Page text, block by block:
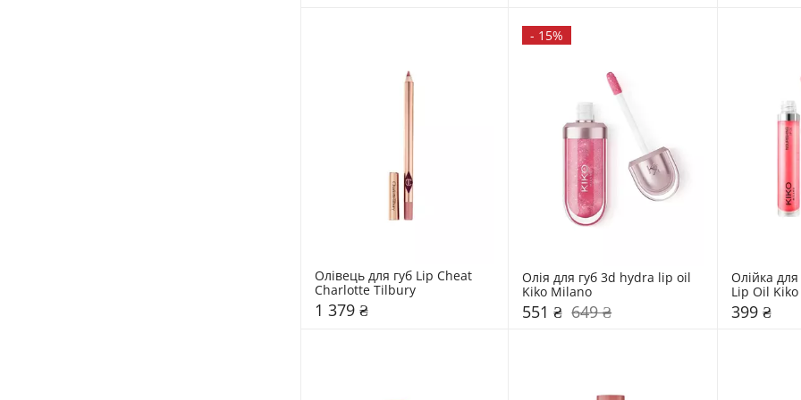
Олівець для губ Lip Cheat
Charlotte Tilbury
1 379 ₴
- 15%
Олія для губ 3d hydra lip oil
Kiko Milano
551 ₴ 649 ₴
Олійка
Lip Oil
399 ₴